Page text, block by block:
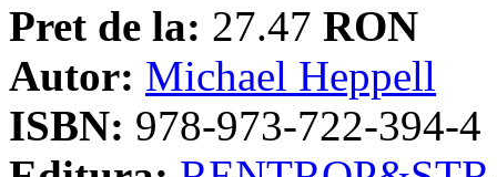
Pret de la: 27.47 RON
Autor: Michael Heppell
ISBN: 978-973-722-394-4